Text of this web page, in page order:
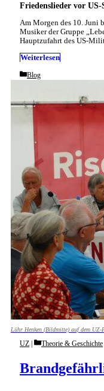
Friedenslieder vor
Am Morgen des 10. Juni
Musiker der Gruppe
Hauptzufahrt des US-
Weiterlesen
Categories
Blog
Lühr Henken (Bildmitte) auf dem
UZ Categories
Theorie & Geschichte